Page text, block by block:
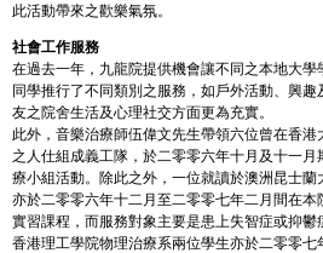
此活動帶來之歡樂氣氛。
社會工作服務
在過去一年，九龍院提供機會讓不同之本地大
同學推行了不同類別之服務，如戶外活動、興
友之院舍生活及心理社交方面更為充實。
此外，音樂治療師伍偉文先生帶領六位曾在香
之人仕組成義工隊，於二零零六年十月及十一
療小組活動。除此之外，一位就讀於澳洲昆士蘭
亦於二零零六年十二月至二零零七年二月間在
實習課程，而服務對象主要是患上失智症或抑鬱
香港理工學院物理治療系兩位學生亦於二零零